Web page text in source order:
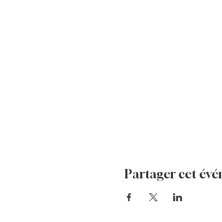
Partager cet